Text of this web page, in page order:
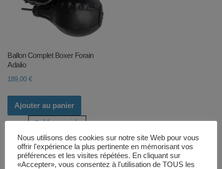
Ballon Complet Boxer Forain
Adalio
189,00 €
Ajouter au panier
Vue rapide
Nous utilisons des cookies sur notre site Web pour vous
offrir l'expérience la plus pertinente en mémorisant vos
préférences et les visites répétées. En cliquant sur
«Accepter», vous consentez à l'utilisation de TOUS les